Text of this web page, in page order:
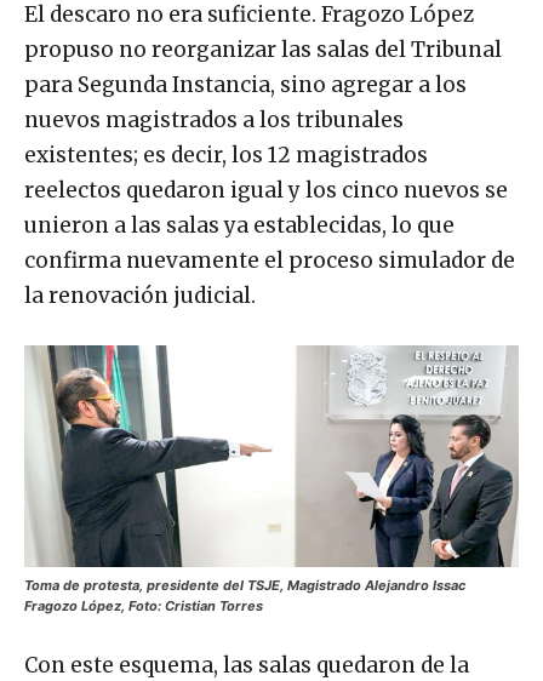
El descaro no era suficiente. Fragozo López
propuso no reorganizar las salas del Tribunal
para Segunda Instancia, sino agregar a los
nuevos magistrados a los tribunales
existentes; es decir, los 12 magistrados
reelectos quedaron igual y los cinco nuevos se
unieron a las salas ya establecidas, lo que
confirma nuevamente el proceso simulador de
la renovación judicial.
Toma de protesta, presidente del TSJE, Magistrado Alejandro Issac
Fragozo López, Foto: Cristian Torres
Con este esquema, las salas quedaron de la